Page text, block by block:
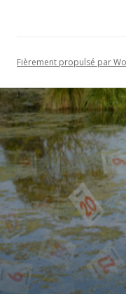
Fièrement propulsé par